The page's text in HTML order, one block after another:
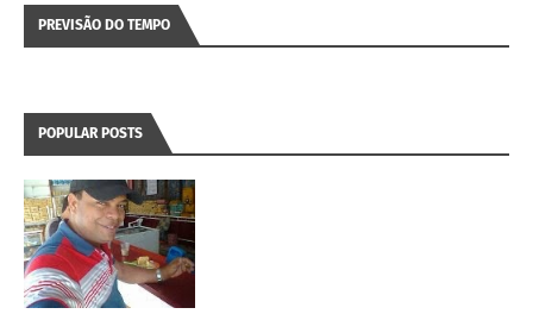
PREVISÃO DO TEMPO
POPULAR POSTS